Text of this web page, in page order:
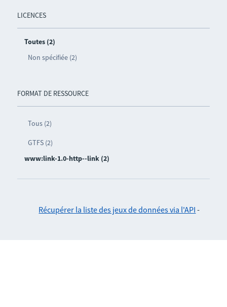
LICENCES
Toutes (2)
Non spécifiée (2)
FORMAT DE RESSOURCE
Tous (2)
GTFS (2)
www:link-1.0-http--link (2)
Récupérer la liste des jeux de données via l'API -